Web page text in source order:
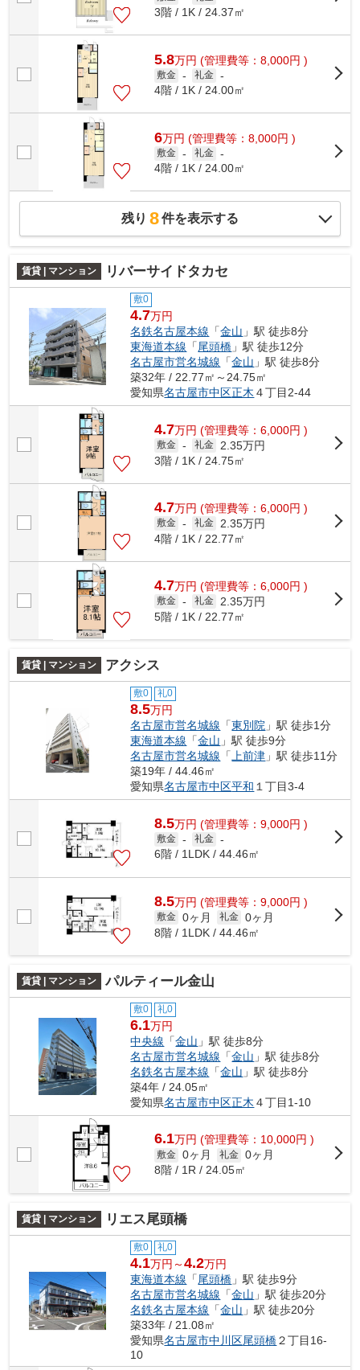
3階 / 1K / 24.37㎡
5.8万円 (管理費等：8,000円 )
敷金 - 礼金 -
4階 / 1K / 24.00㎡
6万円 (管理費等：8,000円 )
敷金 - 礼金 -
4階 / 1K / 24.00㎡
残り 8件を表示する
賃貸 | マンション リバーサイドタカセ
敷0
4.7万円
名鉄名古屋本線 「金山 」駅 徒歩8分
東海道本線 「尾頭橋 」駅 徒歩12分
名古屋市営名城線 「金山 」駅 徒歩8分
築32年 / 22.77㎡～24.75㎡
愛知県名古屋市中区正木 ４丁目2-44
4.7万円 (管理費等：6,000円 )
敷金 - 礼金
2.35万円
3階 / 1K / 24.75㎡
4.7万円 (管理費等：6,000円 )
敷金 - 礼金
2.35万円
4階 / 1K / 22.77㎡
4.7万円 (管理費等：6,000円 )
敷金 - 礼金
2.35万円
5階 / 1K / 22.77㎡
賃貸 | マンション アクシス
敷0 礼0
8.5万円
名古屋市営名城線 「東別院 」駅 徒歩1分
東海道本線 「金山 」駅 徒歩9分
名古屋市営名城線 「 上前津 」駅 徒歩11分
築19年 / 44.46㎡
愛知県名古屋市中区平和 １丁目3-4
8.5万円 (管理費等：9,000円 )
敷金 - 礼金 -
6階 / 1LDK / 44.46㎡
8.5万円 (管理費等：9,000円 )
敷金 0ヶ月 礼金 0ヶ月
8階 / 1LDK / 44.46㎡
賃貸 | マンション パルティール金山
敷0 礼0
6.1万円
中央線 「金山 」駅 徒歩8分
名古屋市営名城線 「金山 」駅 徒歩8分
名鉄名古屋本線 「金山 」駅 徒歩8分
築4年 / 24.05㎡
愛知県名古屋市中区正木 ４丁目1-10
6.1万円 (管理費等：10,000円 )
敷金 0ヶ月 礼金 0ヶ月
8階 / 1R / 24.05㎡
賃貸 | マンション リエス尾頭橋
敷0 礼0
4.1万円～4.2万円
東海道本線 「尾頭橋 」駅 徒歩9分
名古屋市営名城線 「金山 」駅 徒歩20分
名鉄名古屋本線 「金山 」駅 徒歩20分
築33年 / 21.08㎡
愛知県名古屋市中川区尾頭橋２丁目16-
10